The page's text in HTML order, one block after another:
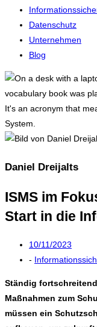
Datenschutz
Unternehmen
Blog
Daniel Dreijalts
ISMS im
Start in die
10/11/2023
-
Ständig
Maßnahmen zum
müssen ein